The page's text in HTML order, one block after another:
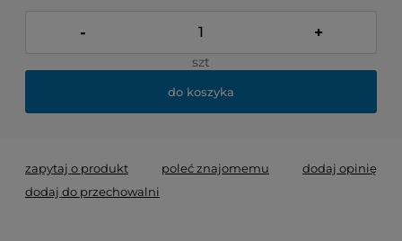
- +
szt
do koszyka
zapytaj o produkt poleć znajomemu
dodaj opinię
dodaj do przechowalni